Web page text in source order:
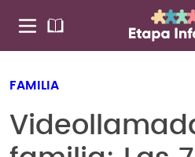
FAMILIA